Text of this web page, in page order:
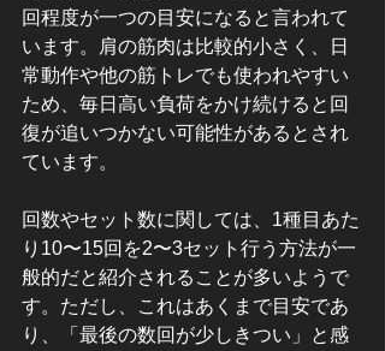
回程度が一つの目安になると言われて
います。肩の筋肉は比較的小さく、日
常動作や他の筋トレでも使われやすい
ため、毎日高い負荷をかけ続けると回
復が追いつかない可能性があるとされ
ています。
回数やセット数に関しては、1種目あた
り10〜15回を2〜3セット行う方法が一
般的だと紹介されることが多いようで
す。ただし、これはあくまで目安であ
り、「最後の数回が少しきつい」と感